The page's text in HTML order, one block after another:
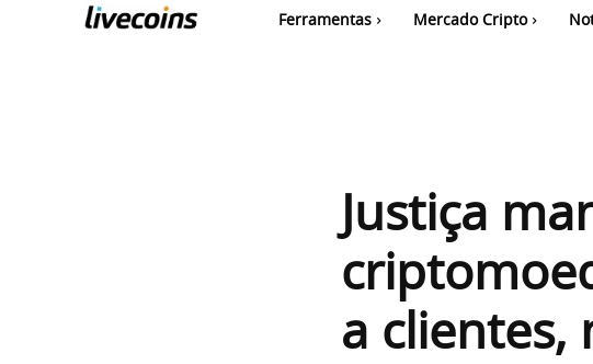
Ferramentas Mercado Cripto
Justiça
a clientes,